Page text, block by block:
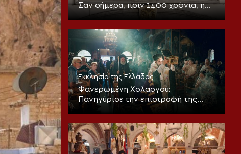
Σαν σήμερα, πριν 1400 χρόνια, η
πρώτη ψαλμώδηση της
Εκκλησίας
Εκκλησία της Ελλάδος
Φανερωμένη Χολαργού:
Πανηγύρισε την επιστροφή της
παλαιάς ιεράς Λειψανοθήκης –
Επισκόπου Χριστουπόλεως